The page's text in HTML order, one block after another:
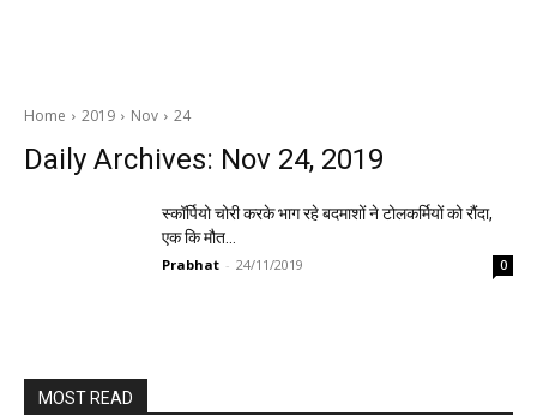
Home 2019 Nov 24
Daily Archives: Nov 24, 2019
स्कॉर्पियो चोरी करके भाग रहे बदमाशों ने टोलकर्मियों को रौंदा,
एक कि मौत…
Prabhat - 24/11/2019 0
MOST READ